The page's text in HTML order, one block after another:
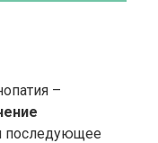
–
последующее